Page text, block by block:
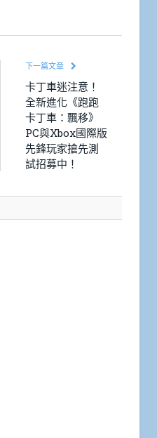
下一篇文章
卡丁車迷注意！
全新進化《跑跑
卡丁車：飄移》
PC與Xbox國際版
先鋒玩家搶先測
試招募中！